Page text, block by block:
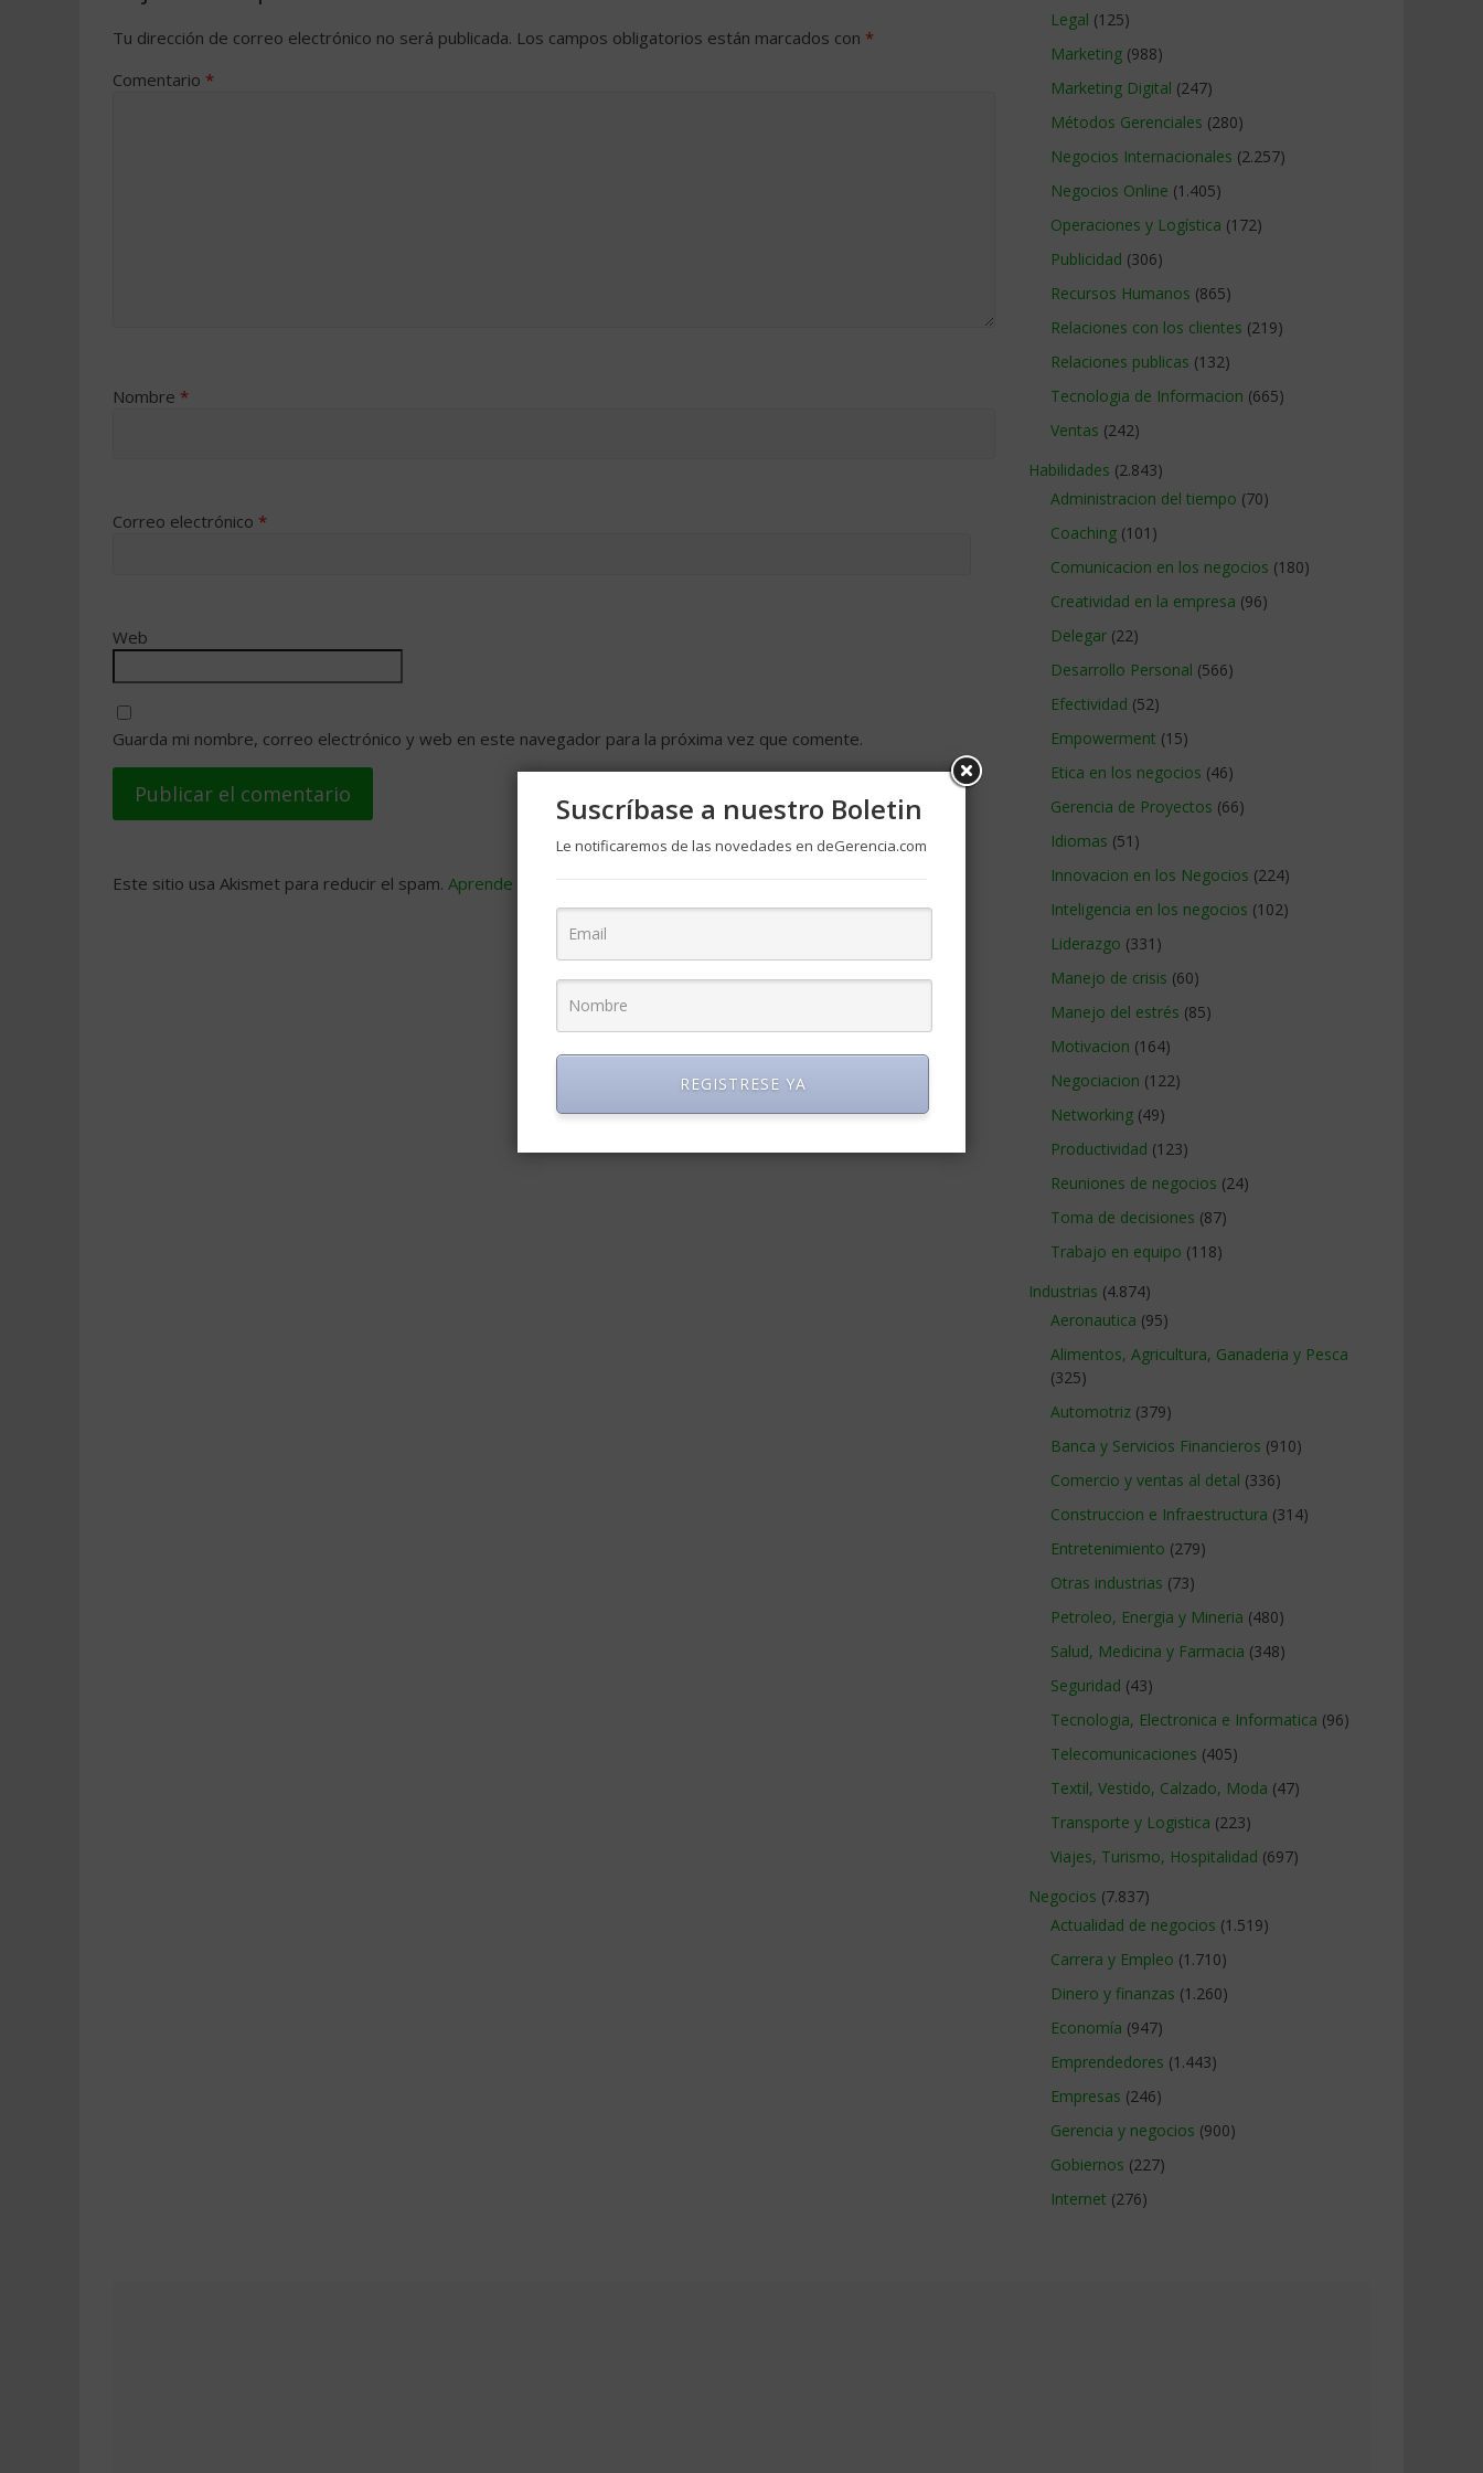
Tu dirección de correo electrónico no será publicada. Los campos obligatorios están marcados con *
Comentario *
Nombre *
Correo electrónico *
Web
Guarda mi nombre, correo electrónico y web en este navegador para la próxima vez que comente.
Este sitio usa Akismet para reducir el spam. Aprende cómo se procesan los datos de tus comentarios
Legal (125)
Marketing (988)
Marketing Digital (247)
Métodos Gerenciales (280)
Negocios Internacionales (2.257)
Negocios Online (1.405)
Operaciones y Logística (172)
Publicidad (306)
Recursos Humanos (865)
Relaciones con los clientes (219)
Relaciones publicas (132)
Tecnologia de Informacion (665)
Ventas (242)
Habilidades (2.843)
Administracion del tiempo (70)
Coaching (101)
Comunicacion en los negocios (180)
Creatividad en la empresa (96)
Delegar (22)
Desarrollo Personal (566)
Efectividad (52)
Empowerment (15)
Etica en los negocios (46)
Gerencia de Proyectos (66)
Idiomas (51)
Innovacion en los Negocios (224)
Inteligencia en los negocios (102)
Liderazgo (331)
Manejo de crisis (60)
Manejo del estrés (85)
Motivacion (164)
Negociacion (122)
Networking (49)
Productividad (123)
Reuniones de negocios (24)
Toma de decisiones (87)
Trabajo en equipo (118)
Industrias (4.874)
Aeronautica (95)
Alimentos, Agricultura, Ganaderia y Pesca
(325)
Automotriz (379)
Banca y Servicios Financieros (910)
Comercio y ventas al detal (336)
Construccion e Infraestructura (314)
Entretenimiento (279)
Otras industrias (73)
Petroleo, Energia y Mineria (480)
Salud, Medicina y Farmacia (348)
Seguridad (43)
Tecnologia, Electronica e Informatica (96)
Telecomunicaciones (405)
Textil, Vestido, Calzado, Moda (47)
Transporte y Logistica (223)
Viajes, Turismo, Hospitalidad (697)
Negocios (7.837)
Actualidad de negocios (1.519)
Carrera y Empleo (1.710)
Dinero y finanzas (1.260)
Economía (947)
Emprendedores (1.443)
Empresas (246)
Gerencia y negocios (900)
Gobiernos (227)
Internet (276)
Suscríbase a nuestro Boletin
Le notificaremos de las novedades en deGerencia.com
REGISTRESE YA